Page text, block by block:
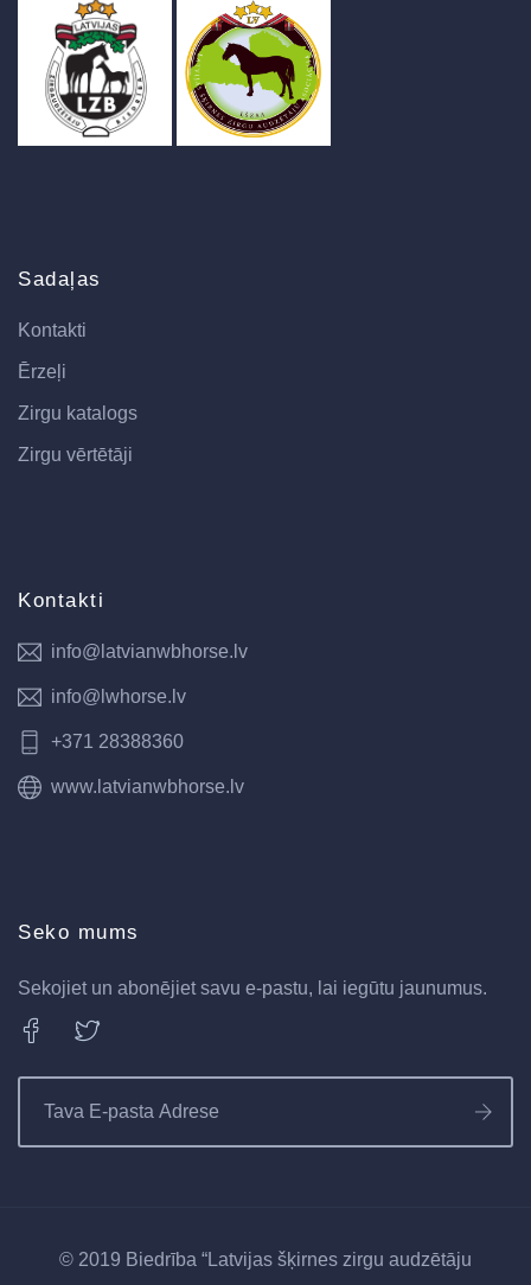
Sadaļas
Kontakti
Ērzeļi
Zirgu katalogs
Zirgu vērtētāji
Kontakti
info@latvianwbhorse.lv
info@lwhorse.lv
+371 28388360
www.latvianwbhorse.lv
Seko mums
Sekojiet un abonējiet savu e-pastu, lai iegūtu jaunumus.
© 2019 Biedrība “Latvijas šķirnes zirgu audzētāju